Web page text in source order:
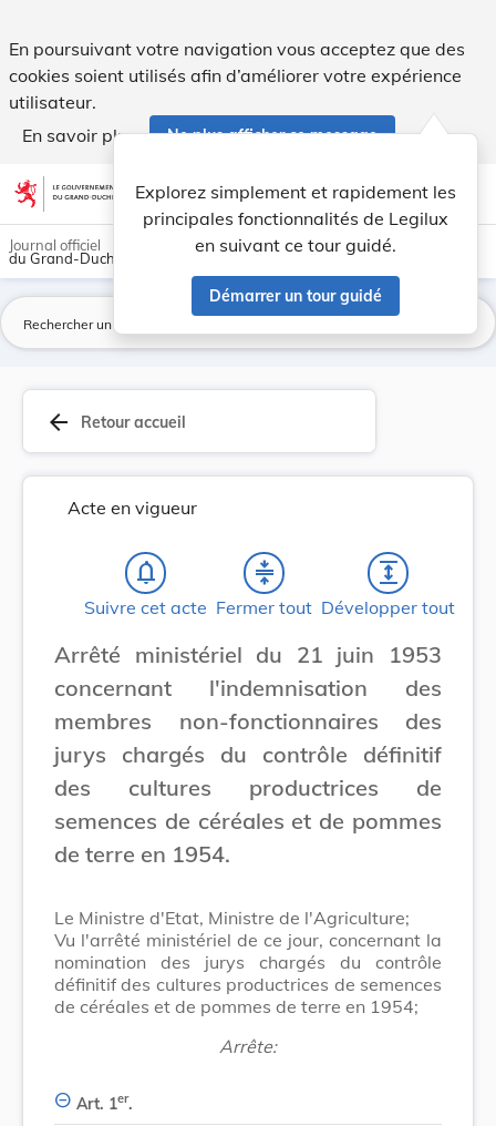
En poursuivant votre navigation vous acceptez que des
cookies soient utilisés afin d’améliorer votre expérience
utilisateur.
En savoir plus
Ne plus afficher ce message
Aller au contenu account_circle help Aide
Explorez simplement et rapidement les
principales fonctionnalités de Legilux
en suivant ce tour guidé.
Démarrer un tour guidé
light_mode dark_mode
Journal officiel
du Grand-Duché de Luxembourg
arrow_back Retour accueil
Acte en vigueur
notifications_none
Suivre cet acte
compress
Fermer tout
expand
Développer tout
Arrêté ministériel du 21 juin 1953
concernant l'indemnisation des
membres non-fonctionnaires des
jurys chargés du contrôle définitif
des cultures productrices de
semences de céréales et de pommes
de terre en 1954.
Le Ministre d'Etat, Ministre de l'Agriculture;
Vu l'arrêté ministériel de ce jour, concernant la
nomination des jurys chargés du contrôle
définitif des cultures productrices de semences
de céréales et de pommes de terre en 1954;
Arrête:
Art. 1er.